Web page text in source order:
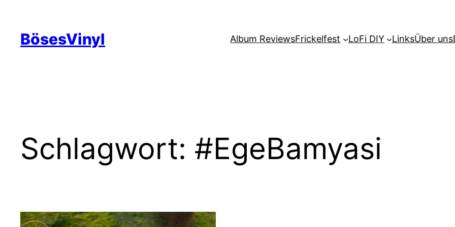
springen
BösesVinyl Album ReviewsFrickelfest LoFi DIY LinksÜber uns
Schlagwort: #EgeBamyasi